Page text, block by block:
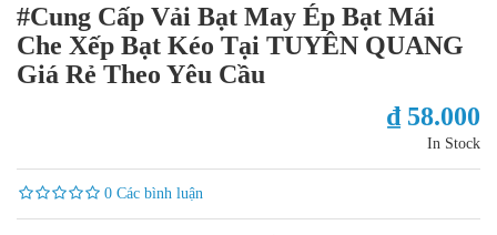
#Cung Cấp Vải Bạt May Ép Bạt Mái
Che Xếp Bạt Kéo Tại TUYÊN QUANG
Giá Rẻ Theo Yêu Cầu
₫ 58.000
In Stock
0 Các bình luận